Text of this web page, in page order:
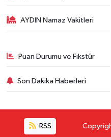
AYDIN Namaz Vakitleri
Puan Durumu ve Fikstür
Son Dakika Haberleri
RSS